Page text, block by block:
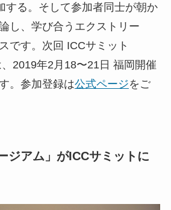
する。そして参加者同士が朝か
し、学び合うエクストリー
です。次回 ICCサミット
2019年2月18〜21日 福岡開催
。参加登録は公式ページをご
ジアム」がICCサミットに